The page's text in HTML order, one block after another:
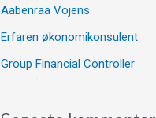
Aabenraa Vojens
Erfaren økonomikonsulent
Group Financial Controller